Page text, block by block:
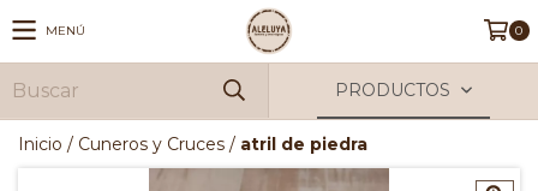
MENÚ 0
PRODUCTOS
Inicio / Cuneros y Cruces / atril de piedra